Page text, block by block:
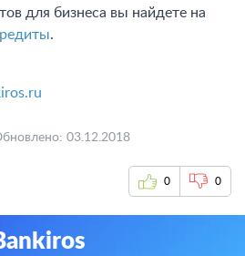
для бизнеса вы найдете на
.
0 0
03.12.2018